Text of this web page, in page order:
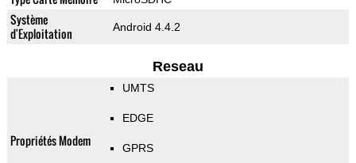
Système
d'Exploitation
Android 4.4.2
Reseau
Propriétés Modem
UMTS
EDGE
GPRS